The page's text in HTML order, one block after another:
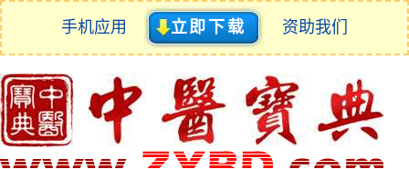
手机应用 立即下载 资助我们